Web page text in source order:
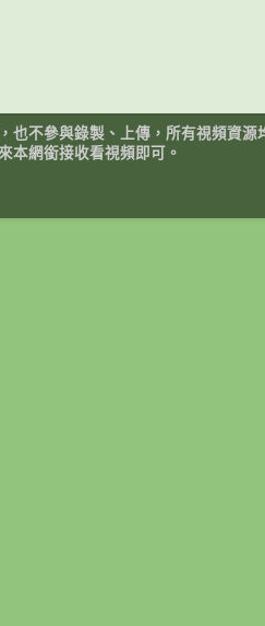
也不參與錄製、上傳，所有視頻資
本網銜接收看視頻即可。